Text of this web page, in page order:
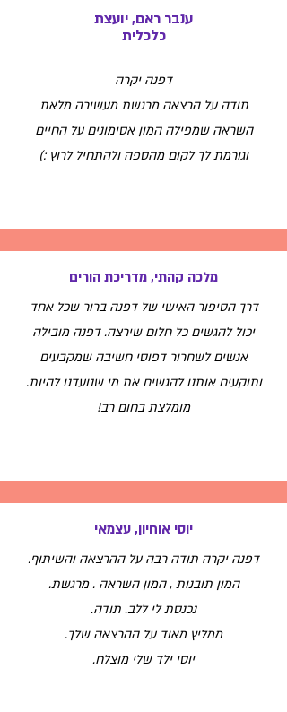
ענבר ראם, יועצת
כלכלית
דפנה יקרה
תודה על הרצאה מרגשת מעשירה מלאת
השראה שמפילה המון אסימונים על החיים
וגורמת לך לקום מהספה ולהתחיל לרוץ :)
מלכה קהתי, מדריכת הורים
דרך הסיפור האישי של דפנה ברור שכל אחד
יכול להגשים כל חלום שירצה. דפנה מובילה
אנשים לשחרור דפוסי חשיבה שמקבעים
ותוקעים אותנו להגשים את מי שנועדנו להיות.
מומלצת בחום רב!
יוסי אוחיון, עצמאי
דפנה יקרה תודה רבה על ההרצאה והשיתוף.
המון תובנות , המון השראה . מרגשת.
נכנסת לי ללב. תודה.
ממליץ מאוד על ההרצאה שלך.
יוסי ילד שלי מוצלח.